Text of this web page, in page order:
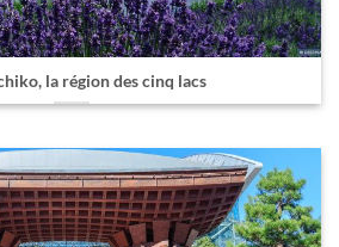
la région des cinq lacs